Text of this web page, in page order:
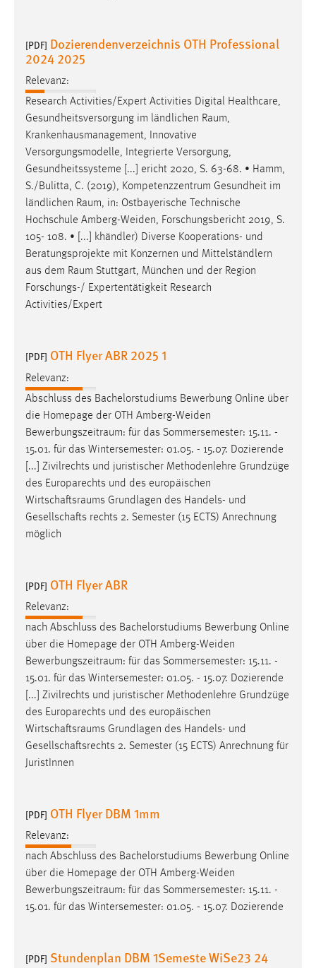
[PDF] Dozierendenverzeichnis OTH Professional
2024 2025
Relevanz:
Research Activities/Expert Activities Digital Healthcare,
Gesundheitsversorgung im ländlichen Raum,
Krankenhausmanagement, Innovative
Versorgungsmodelle, Integrierte Versorgung,
Gesundheitssysteme [...] ericht 2020, S. 63-68. • Hamm,
S./Bulitta, C. (2019), Kompetenzzentrum Gesundheit im
ländlichen Raum, in: Ostbayerische Technische
Hochschule Amberg-Weiden, Forschungsbericht 2019, S.
105- 108. • [...] khändler) Diverse Kooperations- und
Beratungsprojekte mit Konzernen und Mittelständlern
aus dem Raum Stuttgart, München und der Region
Forschungs-/ Expertentätigkeit Research
Activities/Expert
[PDF] OTH Flyer ABR 2025 1
Relevanz:
Abschluss des Bachelorstudiums Bewerbung Online über
die Homepage der OTH Amberg-Weiden
Bewerbungszeitraum: für das Sommersemester: 15.11. -
15.01. für das Wintersemester: 01.05. - 15.07. Dozierende
[...] Zivilrechts und juristischer Methodenlehre Grundzüge
des Europarechts und des europäischen
Wirtschaftsraums Grundlagen des Handels- und
Gesellschafts rechts 2. Semester (15 ECTS) Anrechnung
möglich
[PDF] OTH Flyer ABR
Relevanz:
nach Abschluss des Bachelorstudiums Bewerbung Online
über die Homepage der OTH Amberg-Weiden
Bewerbungszeitraum: für das Sommersemester: 15.11. -
15.01. für das Wintersemester: 01.05. - 15.07. Dozierende
[...] Zivilrechts und juristischer Methodenlehre Grundzüge
des Europarechts und des europäischen
Wirtschaftsraums Grundlagen des Handels- und
Gesellschaftsrechts 2. Semester (15 ECTS) Anrechnung für
JuristInnen
[PDF] OTH Flyer DBM 1mm
Relevanz:
nach Abschluss des Bachelorstudiums Bewerbung Online
über die Homepage der OTH Amberg-Weiden
Bewerbungszeitraum: für das Sommersemester: 15.11. -
15.01. für das Wintersemester: 01.05. - 15.07. Dozierende
[PDF] Stundenplan DBM 1Semeste WiSe23 24
Chat
Name:
MibewSessionID, MIBEW_UserID, mibew_locale, mibew-
chat-frame-style-5e9dbeb1811c0446
Zweck:
Wird benötigt um die Chatfunktion nutzen zu können.
Cookie Laufzeit:
MibewSessionID, mibew-chat-frame-style-
5e9dbeb1811c0446 = Sitzungslaufzeit, mibew_locale = 3
Jahre, MIBEW_UserID = 1 Jahr
Login
Name:
Zweck:
Dieser Cookie ist notwendig um sich an der Website
einloggen zu können.
Cookie Laufzeit:
24 Stunden
STATISTIK
Statistik Cookies erfassen Informationen anonym.
Diese Informationen helfen uns zu verstehen, wie
unsere Besucher unsere Website nutzen.
Name:
_pk_ref, _pk_cvar, _pk_id, _pk_ses
Zweck:
Zugriffsstatistik
Cookie Laufzeit:
Max. 13 Monate
MARKETING
hinweg verfolgen.
Google Ads
Name: